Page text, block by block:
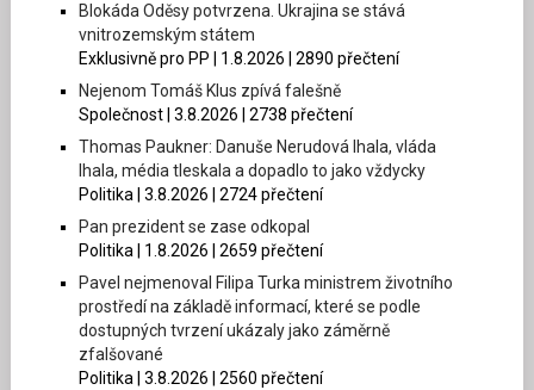
Blokáda Oděsy potvrzena. Ukrajina se stává
vnitrozemským státem
Exklusivně pro PP | 1.8.2026 | 2890 přečtení
Nejenom Tomáš Klus zpívá falešně
Společnost | 3.8.2026 | 2738 přečtení
Thomas Paukner: Danuše Nerudová lhala, vláda
lhala, média tleskala a dopadlo to jako vždycky
Politika | 3.8.2026 | 2724 přečtení
Pan prezident se zase odkopal
Politika | 1.8.2026 | 2659 přečtení
Pavel nejmenoval Filipa Turka ministrem životního
prostředí na základě informací, které se podle
dostupných tvrzení ukázaly jako záměrně
zfalšované
Politika | 3.8.2026 | 2560 přečtení